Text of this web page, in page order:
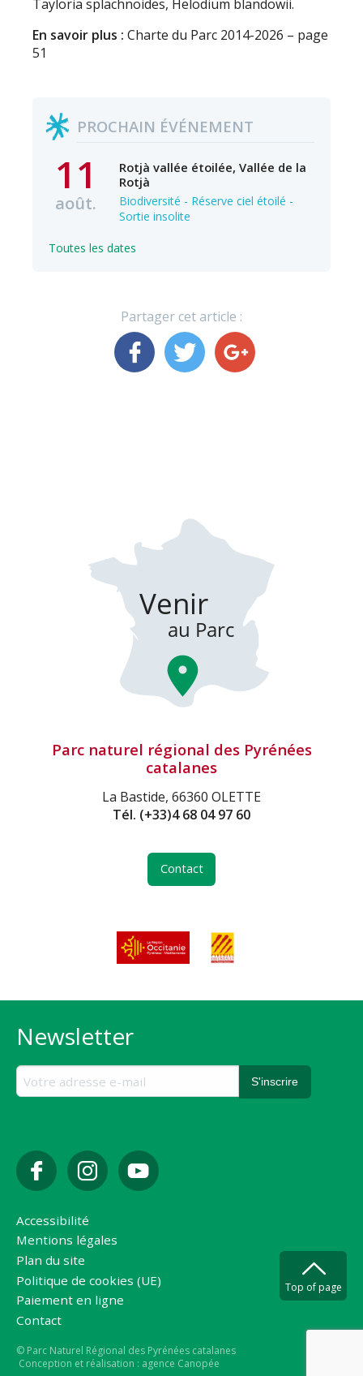
Tayloria splachnoides, Helodium blandowii.
En savoir plus : Charte du Parc 2014-2026 – page
51
PROCHAIN ÉVÉNEMENT
11
août.
Rotjà vallée étoilée, Vallée de la
Rotjà
Biodiversité - Réserve ciel étoilé -
Sortie insolite
Toutes les dates
Partager cet article :
Parc naturel régional des Pyrénées
catalanes
La Bastide, 66360 OLETTE
Tél. (+33)4 68 04 97 60
Contact
Newsletter
Accessibilité
Mentions légales
Plan du site
Politique de cookies (UE)
Paiement en ligne
Contact
Copyright
© Parc Naturel Régional des Pyrénées catalanes
Conception et réalisation : agence Canopée
Top of page